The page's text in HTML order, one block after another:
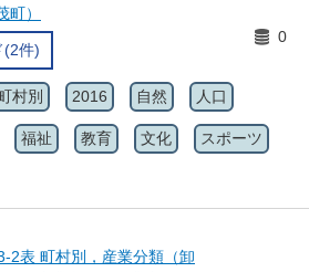
）
(2件)
0
村別 2016 自然 人口
福祉 教育 文化 スポーツ
2表 町村別，産業分類（卸